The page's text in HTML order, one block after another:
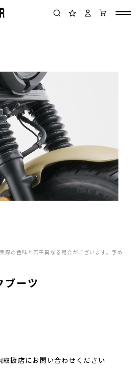
際の色味と若干異なる場合がございます。予め
ブーツ
扱店にお問い合わせください